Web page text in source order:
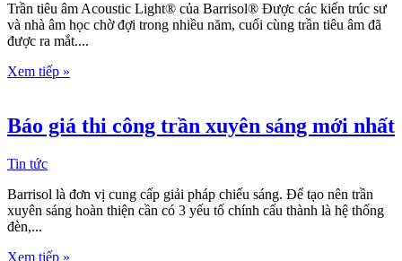
Trần tiêu âm Acoustic Light® của Barrisol® Được các kiến trúc sư
và nhà âm học chờ đợi trong nhiều năm, cuối cùng trần tiêu âm đã
được ra mắt....
Xem tiếp »
Báo giá thi công trần xuyên sáng mới nhất
Tin tức
Barrisol là đơn vị cung cấp giải pháp chiếu sáng. Để tạo nên trần
xuyên sáng hoàn thiện cần có 3 yếu tố chính cấu thành là hệ thống
đèn,...
Xem tiếp »